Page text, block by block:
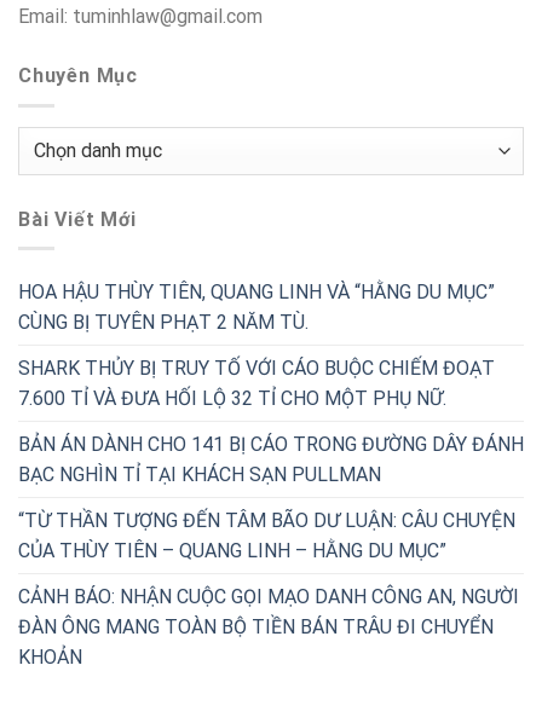
Email: tuminhlaw@gmail.com
Chuyên Mục
Chuyên
Bài Viết Mới
HOA HẬU THÙY TIÊN, QUANG LINH VÀ “HẰNG DU MỤC”
CÙNG BỊ TUYÊN PHẠT 2 NĂM TÙ.
SHARK THỦY BỊ TRUY TỐ VỚI CÁO BUỘC CHIẾM ĐOẠT
7.600 TỈ VÀ ĐƯA HỐI LỘ 32 TỈ CHO MỘT PHỤ NỮ.
BẢN ÁN DÀNH CHO 141 BỊ CÁO TRONG ĐƯỜNG DÂY ĐÁNH
BẠC NGHÌN TỈ TẠI KHÁCH SẠN PULLMAN
“TỪ THẦN TƯỢNG ĐẾN TÂM BÃO DƯ LUẬN: CÂU CHUYỆN
CỦA THÙY TIÊN – QUANG LINH – HẰNG DU MỤC”
CẢNH BÁO: NHẬN CUỘC GỌI MẠO DANH CÔNG AN, NGƯỜI
ĐÀN ÔNG MANG TOÀN BỘ TIỀN BÁN TRÂU ĐI CHUYỂN
KHOẢN